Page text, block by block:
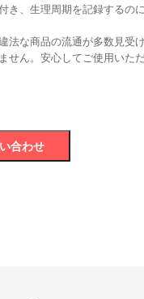
き、生理周期を記録するの
法な商品の流通が多数見受
せん。安心してご使用いただ